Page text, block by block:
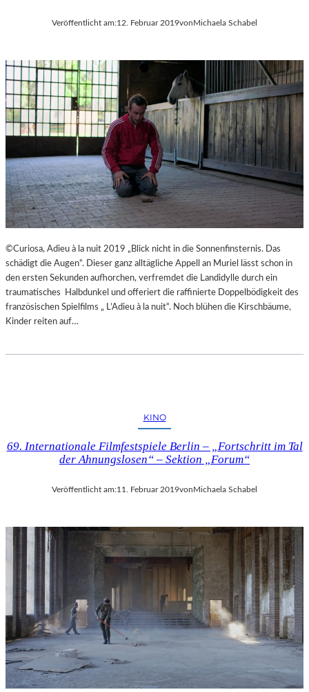
Veröffentlicht am:12. Februar 2019vonMichaela Schabel
©Curiosa, Adieu à la nuit 2019 „Blick nicht in die Sonnenfinsternis. Das
schädigt die Augen“. Dieser ganz alltägliche Appell an Muriel lässt schon in
den ersten Sekunden aufhorchen, verfremdet die Landidylle durch ein
traumatisches Halbdunkel und offeriert die raffinierte Doppelbödigkeit des
französischen Spielfilms „ L’Adieu à la nuit“. Noch blühen die Kirschbäume,
Kinder reiten auf…
KINO
69. Internationale Filmfestspiele Berlin – „Fortschritt im Tal
der Ahnungslosen“ – Sektion „Forum“
Veröffentlicht am:11. Februar 2019vonMichaela Schabel